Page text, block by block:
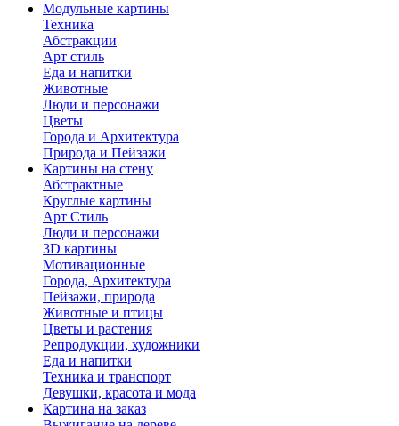
Модульные картины
Техника
Абстракции
Арт стиль
Еда и напитки
Животные
Люди и персонажи
Цветы
Города и Архитектура
Природа и Пейзажи
Картины на стену
Абстрактные
Круглые картины
Арт Стиль
Люди и персонажи
3D картины
Мотивационные
Города, Архитектура
Пейзажи, природа
Животные и птицы
Цветы и растения
Репродукции, художники
Еда и напитки
Техника и транспорт
Девушки, красота и мода
Картина на заказ